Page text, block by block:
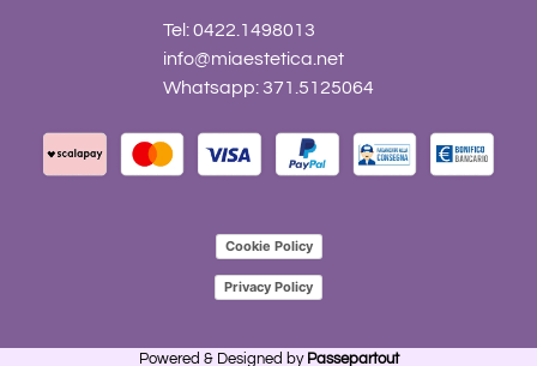
Tel: 0422.1498013
info@miaestetica.net
Whatsapp: 371.5125064
Cookie Policy
Privacy Policy
Powered & Designed by Passepartout